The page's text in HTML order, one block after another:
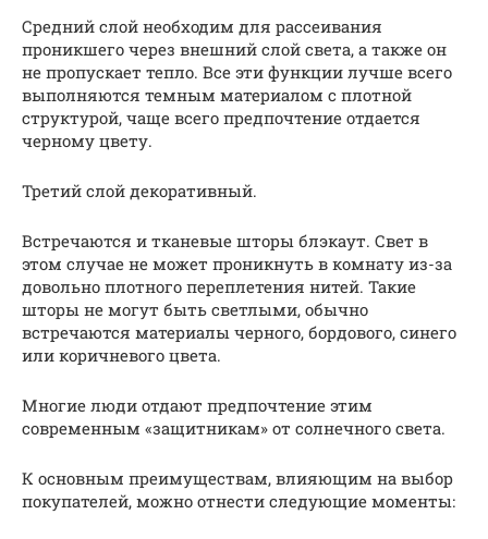
Средний слой необходим для рассеивания
проникшего через внешний слой света, а также он
не пропускает тепло. Все эти функции лучше всего
выполняются темным материалом с плотной
структурой, чаще всего предпочтение отдается
черному цвету.
Третий слой декоративный.
Встречаются и тканевые шторы блэкаут. Свет в
этом случае не может проникнуть в комнату из-за
довольно плотного переплетения нитей. Такие
шторы не могут быть светлыми, обычно
встречаются материалы черного, бордового, синего
или коричневого цвета.
Многие люди отдают предпочтение этим
современным «защитникам» от солнечного света.
К основным преимуществам, влияющим на выбор
покупателей, можно отнести следующие моменты: